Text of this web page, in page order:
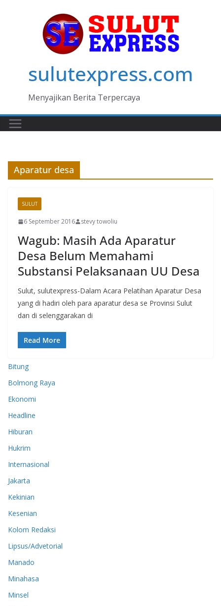
sulutexpress.com
Menyajikan Berita Terpercaya
Aparatur desa
SULUT
6 September 2016 stevy towoliu
Wagub: Masih Ada Aparatur
Desa Belum Memahami
Substansi Pelaksanaan UU Desa
Sulut, sulutexpress-Dalam Acara Pelatihan Aparatur Desa
yang di hadiri oleh para aparatur desa se Provinsi Sulut
dan di selenggarakan di
Read More
Bitung
Bolmong Raya
Ekonomi
Headline
Hiburan
Hukrim
Internasional
Jakarta
Kekinian
Kesenian
Kolom Redaksi
Lipsus/Advetorial
Manado
Minahasa
Minsel